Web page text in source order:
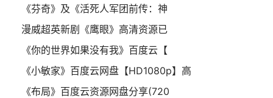
《芬奇》及《活死人军团前传：神
漫威超英新剧《鹰眼》高清资源已
《你的世界如果没有我》百度云【
《小敏家》百度云网盘【HD1080p】高
《布局》百度云资源网盘分享(720